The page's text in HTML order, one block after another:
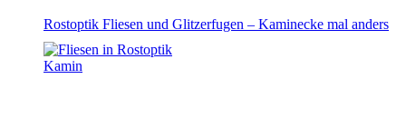
Rostoptik Fliesen und Glitzerfugen – Kaminecke mal anders